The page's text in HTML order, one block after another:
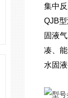
集中
QJB
固液
凑、
水固